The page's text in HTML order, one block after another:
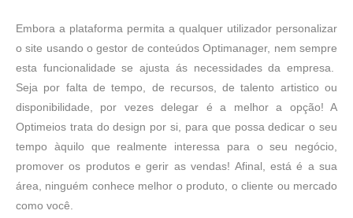
Embora a plataforma permita a qualquer utilizador personalizar
o site usando o gestor de conteúdos Optimanager, nem sempre
esta funcionalidade se ajusta ás necessidades da empresa.
Seja por falta de tempo, de recursos, de talento artistico ou
disponibilidade, por vezes delegar é a melhor a opção! A
Optimeios trata do design por si, para que possa dedicar o seu
tempo àquilo que realmente interessa para o seu negócio,
promover os produtos e gerir as vendas! Afinal, está é a sua
área, ninguém conhece melhor o produto, o cliente ou mercado
como você.